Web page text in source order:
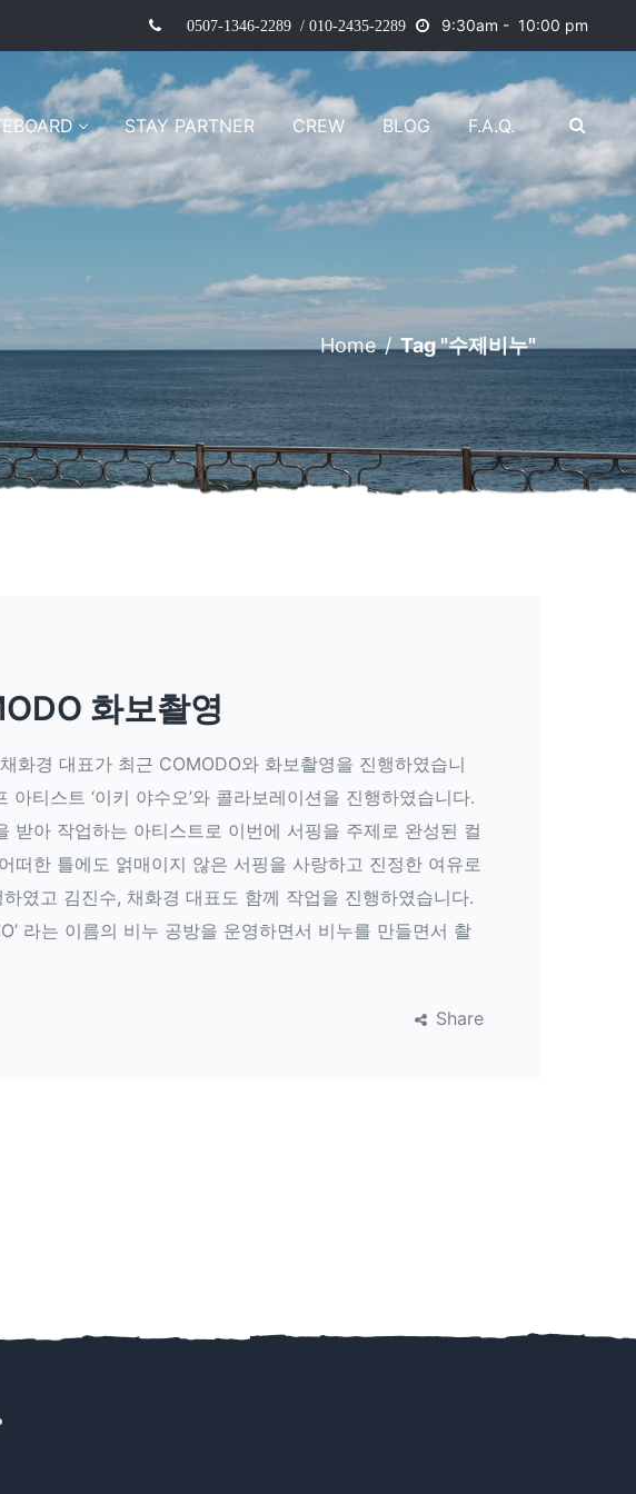
0507-1346-2289 / 010-2435-2289 9:30am - 10:00 pm
STAY PARTNER CREW BLOG F.A.Q.
Home/Tag "수제비누"
화보촬영
화경 대표가 최근 COMODO와 화보촬영을 진행하였습니
티스트 ‘이키 야수오’와 콜라보레이션을 진행하였습니다.
받아 작업하는 아티스트로 이번에 서핑을 주제로 완성된 컬
떠한 틀에도 얽매이지 않은 서핑을 사랑하고 진정한 여유로
였고 김진수, 채화경 대표도 함께 작업을 진행하였습니다.
라는 이름의 비누 공방을 운영하면서 비누를 만들면서 촬
Share